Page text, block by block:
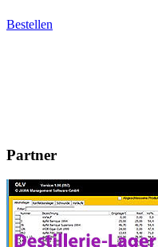
Bestellen
Partner